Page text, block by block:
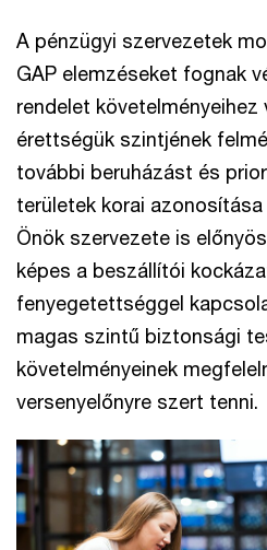
A pénzügyi szervezetek
GAP elemzéseket fognak
rendelet
érettségük szintjének
további beruházást és
területek korai
Önök szervezete is
képes a beszállítói
fenyegetettséggel
magas szintű biztonsági
követelményeinek
versenyelőnyre szert tenni.